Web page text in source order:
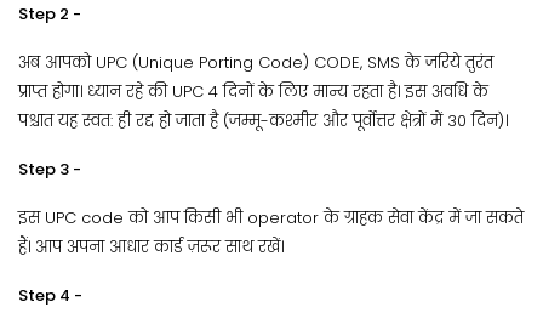
Step 2 -
अब आपको UPC (Unique Porting Code) CODE, SMS के जरिये तुरंत
प्राप्त होगा। ध्यान रहे की UPC 4 दिनों के लिए मान्य रहता है। इस अवधि के
पश्चात यह स्वत: ही रद्द हो जाता है (जम्मू-कश्मीर और पूर्वोत्तर क्षेत्रों में 30 दिन)।
Step 3 -
इस UPC code को आप किसी भी operator के ग्राहक सेवा केंद्र में जा सकते
हैं। आप अपना आधार कार्ड ज़रूर साथ रखें।
Step 4 -